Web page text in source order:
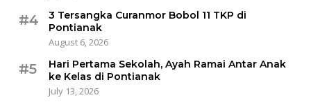
#4
3 Tersangka Curanmor Bobol 11 TKP di
Pontianak
August 6, 2026
#5
Hari Pertama Sekolah, Ayah Ramai Antar Anak
ke Kelas di Pontianak
July 13, 2026